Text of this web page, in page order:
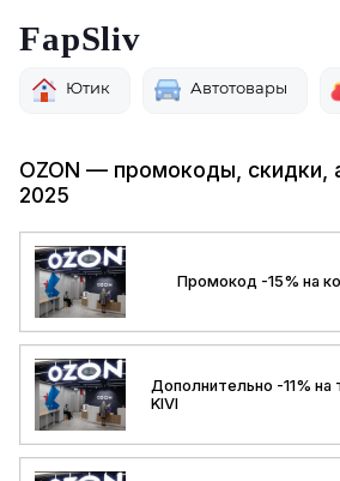
FapSliv
Ютик Автотовары
OZON — промокоды, скидки,
2025
Промокод -15% на
Дополнительно -11% на
KIVI